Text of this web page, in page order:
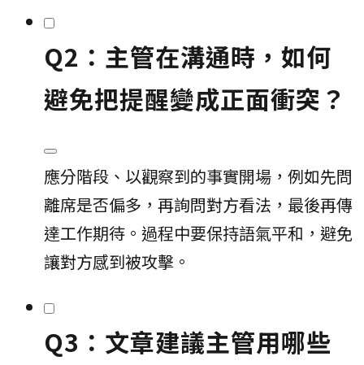
Q2：主管在溝通時，如何
避免把提醒變成正面衝突？
應分階段、以觀察到的事實開場，例如先問
離席是否偏多，再詢問對方看法，最後再傳
達工作期待。過程中要保持語氣平和，避免
讓對方感到被攻擊。
Q3：文章建議主管用哪些